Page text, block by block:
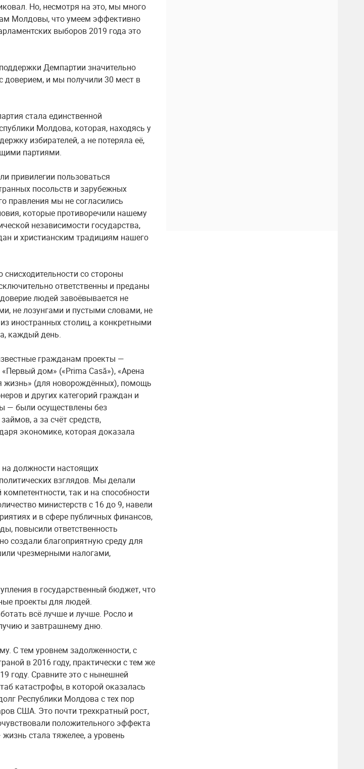
Но, несмотря на это, мы много
Молдовы, что умеем эффективно
выборов 2019 года это
Демпартии значительно
доверием, и мы получили 30 мест в
стала единственной
Молдова, которая, находясь у
избирателей, а не потеряла её,
партиями.
привилегии пользоваться
посольств и зарубежных
правления мы не согласились
которые противоречили нашему
независимости государства,
и христианским традициям нашего
со стороны
ответственны и преданы
людей завоёвывается не
не лозунгами и пустыми словами, не
иностранных столиц, а конкретными
каждый день.
гражданам проекты —
дом» («Prima Casă»), «Арена
жизнь» (для новорождённых), помощь
и других категорий граждан и
— были осуществлены без
а за счёт средств,
экономике, которая доказала
должности настоящих
взглядов. Мы делали
так и на способности
министерств с 16 до 9, навели
и в сфере публичных финансов,
повысили ответственность
создали благоприятную среду для
чрезмерными налогами,
в государственный бюджет, что
проекты для людей.
всё лучше и лучше. Росло и
и завтрашнему дню.
С тем уровнем задолженности, с
в 2016 году, практически с тем же
году. Сравните это с нынешней
катастрофы, в которой оказалась
Республики Молдова с тех пор
США. Это почти трехкратный рост,
положительного эффекта
стала тяжелее, а уровень